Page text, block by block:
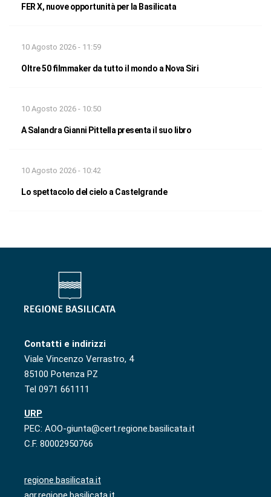
FER X, nuove opportunità per la Basilicata
10 Agosto 2026 - 11:59
Oltre 50 filmmaker da tutto il mondo a Nova Siri
10 Agosto 2026 - 10:50
A Salandra Gianni Pittella presenta il suo libro
10 Agosto 2026 - 10:42
Lo spettacolo del cielo a Castelgrande
Contatti e indirizzi
Viale Vincenzo Verrastro, 4
85100 Potenza PZ
Tel 0971 661111
URP
PEC: AOO-giunta@cert.regione.basilicata.it
C.F. 80002950766
regione.basilicata.it